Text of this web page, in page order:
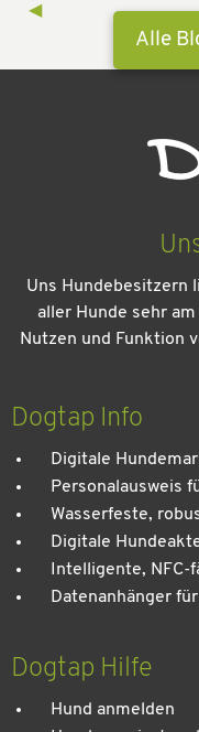
Previous Slide
◀︎
Alle
Uns Hundebesitzern
aller Hunde sehr
Nutzen und Funktion
Dogtap Info
Digitale
Personalausweis
Wasserfeste,
Digitale
Intelligente, NFC-
Datenanhänger
Dogtap Hilfe
Hund anmelden